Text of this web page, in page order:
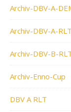
Archiv-DBV-A-
Archiv-DBV-A-RLT
Archiv-DBV-B-
Archiv-Enno-Cup
DBV A RLT